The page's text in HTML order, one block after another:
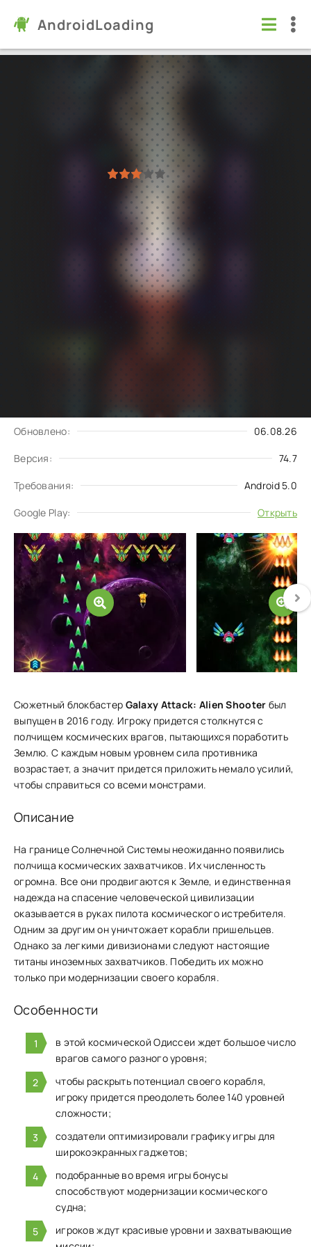
AndroidLoading
Galaxy Attack: Alien Shooting
/ Аркады
5.0 74.7
Проверено Kaspersky
20
Обновлено: 06.08.26
Версия: 74.7
Требования: Android 5.0
Google Play: Открыть
Сюжетный блокбастер Galaxy Attack: Alien Shooter был
выпущен в 2016 году. Игроку придется столкнутся с
полчищем космических врагов, пытающихся поработить
Землю. С каждым новым уровнем сила противника
возрастает, а значит придется приложить немало усилий,
чтобы справиться со всеми монстрами.
Описание
На границе Солнечной Системы неожиданно появились
полчища космических захватчиков. Их численность
огромна. Все они продвигаются к Земле, и единственная
надежда на спасение человеческой цивилизации
оказывается в руках пилота космического истребителя.
Одним за другим он уничтожает корабли пришельцев.
Однако за легкими дивизионами следуют настоящие
титаны иноземных захватчиков. Победить их можно
только при модернизации своего корабля.
Особенности
в этой космической Одиссеи ждет большое число
врагов самого разного уровня;
чтобы раскрыть потенциал своего корабля,
игроку придется преодолеть более 140 уровней
сложности;
создатели оптимизировали графику игры для
широкоэкранных гаджетов;
подобранные во время игры бонусы
способствуют модернизации космического
судна;
игроков ждут красивые уровни и захватывающие